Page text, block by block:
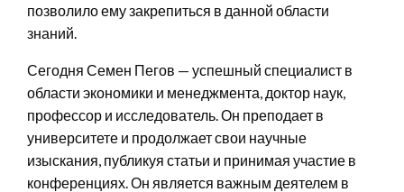
позволило ему закрепиться в данной области
знаний.
Сегодня Семен Пегов — успешный специалист в
области экономики и менеджмента, доктор наук,
профессор и исследователь. Он преподает в
университете и продолжает свои научные
изыскания, публикуя статьи и принимая участие в
конференциях. Он является важным деятелем в